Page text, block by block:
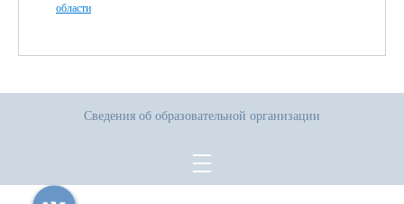
области
Сведения об образовательной организации